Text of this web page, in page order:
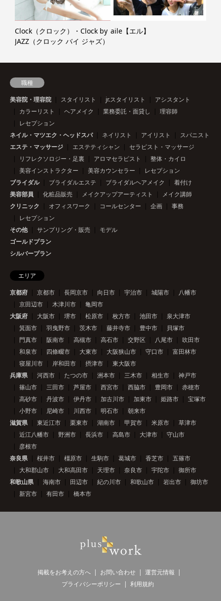
Clock（クロック）・Clock by
JAZZ（クロック バイ ジャズ）
aile【エル】
職種
美容院・理容院
スタイリスト jr.スタイリスト
アシスタント
カラーリスト
ヘアメイク 業務委託・面貸し
理容師
レセプション
ネイル・マツエク・ヘッドスパ
ネイリスト アイリスト
スパニスト
エステ・マッサージ
エステティシャン
セラピスト・マッサージ
リフレクソロジー・足裏
アロマセラピスト
整体・カイロ
美容インストラクター
美容カウンセラー
レセプション
ブライダル
ブライダルエステ ブライダルヘアメイク
着付け
美容部員
化粧品販売 メイクアップアーティスト
メイク講師
クリニック
オフィスワーク コールセンター 企画
事務
レセプション
その他
サンプリング・販売
モデル
ゴールドプラン
シルバープラン
エリア
京都府
京都市 長岡京市 向日市 宇治市 城陽市
八幡市
京田辺市
木津川市
亀岡市
大阪府
大阪市 堺市 松原市 枚方市 池田市
泉大津市
箕面市
羽曳野市 茨木市 藤井寺市 豊中市
貝塚市
門真市
阪南市 高槻市 高石市 交野区 八尾市
吹田市
和泉市
四條畷市 大東市 大阪狭山市 守口市
富田林市
寝屋川市
岸和田市 摂津市
東大阪市
兵庫県
河西市 たつの市 洲本市 三木市 相生市
神戸市
篠山市
三田市 芦屋市 西宮市 西脇市 豊岡市
赤穂市
高砂市
丹波市 伊丹市 加古川市 加東市 姫路市
宝塚市
小野市
尼崎市 川西市 明石市
朝来市
滋賀県
東近江市 栗東市 湖南市 甲賀市 米原市
草津市
近江八幡市
野洲市 長浜市 高島市 大津市
守山市
彦根市
奈良県
桜井市 橿原市 生駒市 葛城市 香芝市
五篠市
大和郡山市
大和高田市 天理市 奈良市 宇陀市
御所市
和歌山県
海南市 田辺市 紀の川市 和歌山市 岩出市
御坊市
新宮市
有田市 橋本市
掲載をお考えの方へ お問い合わせ
運営元情報
プライバシーポリシー
利用規約